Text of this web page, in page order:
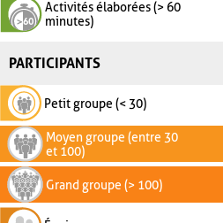
Activités élaborées (> 60
minutes)
PARTICIPANTS
Petit groupe (< 30)
Moyen groupe (entre 30
et 100)
Grand groupe (> 100)